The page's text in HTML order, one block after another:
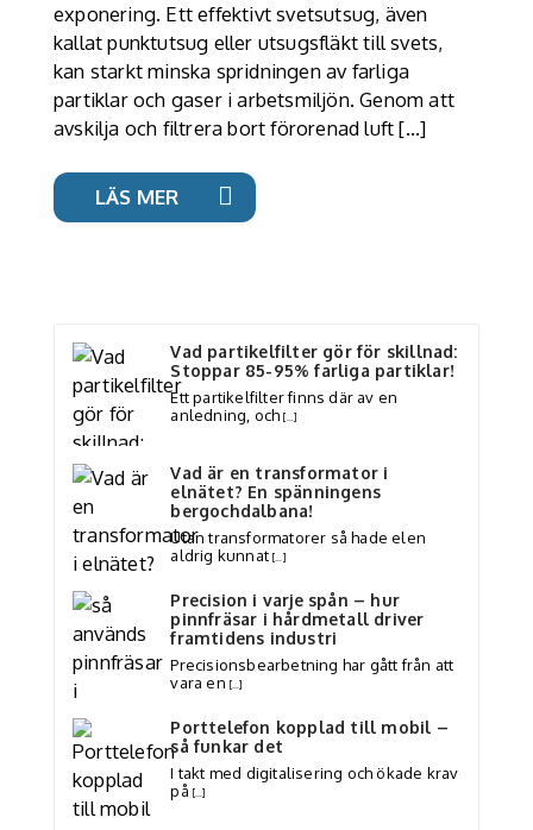
exponering. Ett effektivt svetsutsug, även
kallat punktutsug eller utsugsfläkt till svets,
kan starkt minska spridningen av farliga
partiklar och gaser i arbetsmiljön. Genom att
avskilja och filtrera bort förorenad luft […]
LÄS MER
Vad partikelfilter gör för skillnad:
Stoppar 85-95% farliga partiklar!
Ett partikelfilter finns där av en
anledning, och[…]
Vad är en transformator i
elnätet? En spänningens
bergochdalbana!
Utan transformatorer så hade elen
aldrig kunnat[…]
Precision i varje spån – hur
pinnfräsar i hårdmetall driver
framtidens industri
Precisionsbearbetning har gått från att
vara en […]
Porttelefon kopplad till mobil –
så funkar det
I takt med digitalisering och ökade krav
på […]